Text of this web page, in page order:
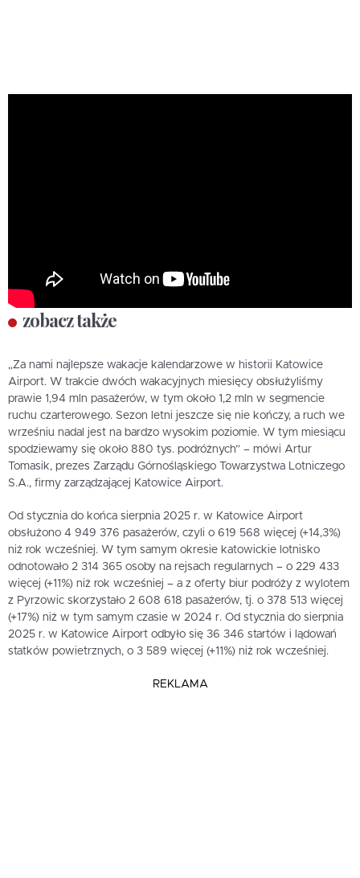
zobacz także
„Za nami najlepsze wakacje kalendarzowe w historii Katowice
Airport. W trakcie dwóch wakacyjnych miesięcy obsłużyliśmy
prawie 1,94 mln pasażerów, w tym około 1,2 mln w segmencie
ruchu czarterowego. Sezon letni jeszcze się nie kończy, a ruch we
wrześniu nadal jest na bardzo wysokim poziomie. W tym miesiącu
spodziewamy się około 880 tys. podróżnych” – mówi Artur
Tomasik, prezes Zarządu Górnośląskiego Towarzystwa Lotniczego
S.A., firmy zarządzającej Katowice Airport.
Od stycznia do końca sierpnia 2025 r. w Katowice Airport
obsłużono 4 949 376 pasażerów, czyli o 619 568 więcej (+14,3%)
niż rok wcześniej. W tym samym okresie katowickie lotnisko
odnotowało 2 314 365 osoby na rejsach regularnych – o 229 433
więcej (+11%) niż rok wcześniej – a z oferty biur podróży z wylotem
z Pyrzowic skorzystało 2 608 618 pasażerów, tj. o 378 513 więcej
(+17%) niż w tym samym czasie w 2024 r. Od stycznia do sierpnia
2025 r. w Katowice Airport odbyło się 36 346 startów i lądowań
statków powietrznych, o 3 589 więcej (+11%) niż rok wcześniej.
REKLAMA